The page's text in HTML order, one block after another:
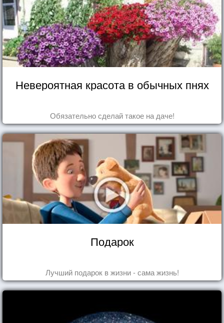
Невероятная красота в обычных пнях
Обязательно сделай такое на даче!
Подарок
Лучший подарок в жизни - сама жизнь!